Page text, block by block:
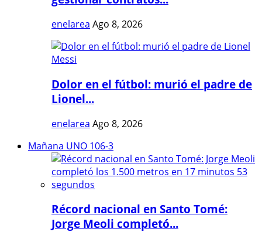
enelarea Ago 8, 2026
Dolor en el fútbol: murió el padre de
Lionel...
enelarea Ago 8, 2026
Mañana UNO 106-3
Récord nacional en Santo Tomé:
Jorge Meoli completó...